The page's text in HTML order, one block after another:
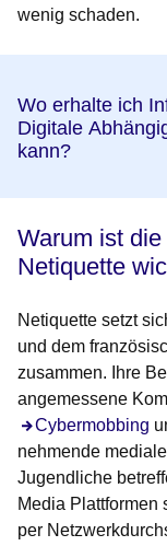
wenig schaden.
Wo erhalte ich
Digitale
kann?
Warum ist
Netiquette
Netiquette setzt
und dem
zusammen. Ihre
angemessene
Cybermobbing
nehmende
Jugendliche
Media Plattformen
per